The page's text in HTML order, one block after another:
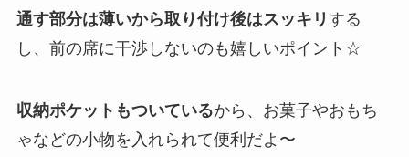
通す部分は薄いから取り付け後はスッキリ する
し、前の席に干渉しないのも嬉しいポイント☆
収納ポケットもついているから、お菓子やおもち
ゃなどの小物を入れられて便利だよ〜